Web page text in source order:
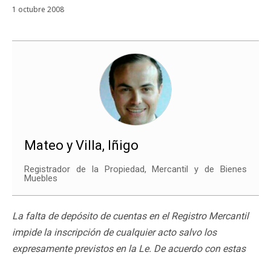
1 octubre 2008
Mateo y Villa, Iñigo
Registrador de la Propiedad, Mercantil y de Bienes
Muebles
La falta de depósito de cuentas en el Registro Mercantil
impide la inscripción de cualquier acto salvo los
expresamente previstos en la Le. De acuerdo con estas